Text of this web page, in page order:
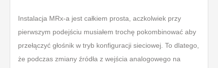
Instalacja MRx-a jest całkiem prosta, aczkolwiek przy
pierwszym podejściu musiałem trochę pokombinować aby
przełączyć głośnik w tryb konfiguracji sieciowej. To dlatego,
że podczas zmiany źródła z wejścia analogowego na